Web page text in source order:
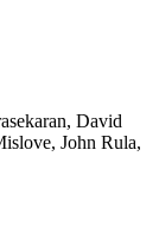
, David
, John Rula,